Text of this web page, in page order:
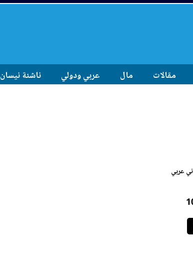
مقالات مال عربي ودولي ناشئة نيسان
عربي